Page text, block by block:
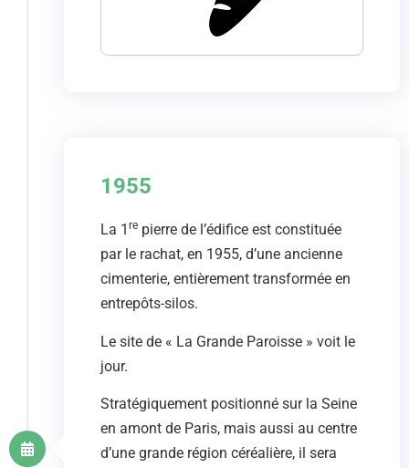
1955
La 1 re pierre de l’édifice est constituée
par le rachat, en 1955, d’une ancienne
cimenterie, entièrement transformée en
entrepôts-silos.
Le site de « La Grande Paroisse » voit le
jour.
Stratégiquement positionné sur la Seine
en amont de Paris, mais aussi au centre
d’une grande région céréalière, il sera